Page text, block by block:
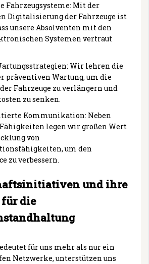
Fahrzeugsysteme: Mit der
Digitalisierung der Fahrzeuge ist
unsere Absolventen mit den
Systemen vertraut
Wir lehren die
präventiven Wartung, um die
Fahrzeuge zu verlängern und
zu senken.
Kommunikation: Neben
legen wir großen Wert
von
um den
zu verbessern.
und ihre
die
für uns mehr als nur ein
Netzwerke, unterstützen uns